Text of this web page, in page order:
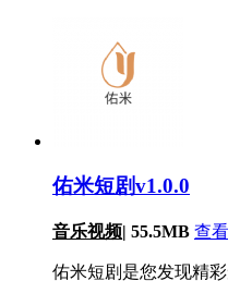
佑米短剧v1.0.0
音乐视频| 55.5MB 查看
佑米短剧是您发现精